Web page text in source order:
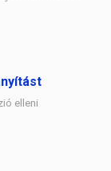
elleni